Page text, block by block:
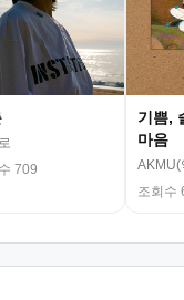
709
기쁨,
마음
AKMU(
조회수